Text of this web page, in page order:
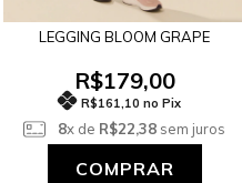
LEGGING BLOOM GRAPE
R$179,00
R$161,10 no Pix
8x de R$22,38sem juros
COMPRAR